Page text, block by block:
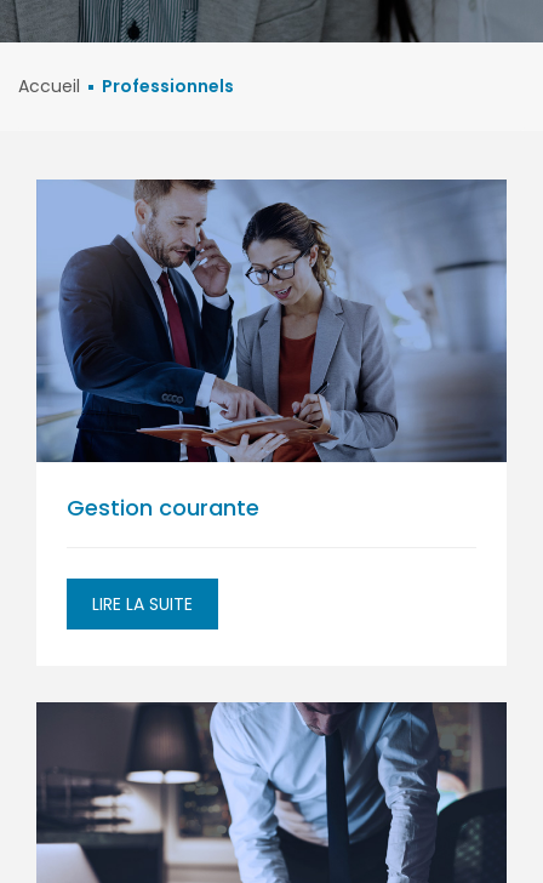
Accueil Professionnels
Gestion courante
LIRE LA SUITE